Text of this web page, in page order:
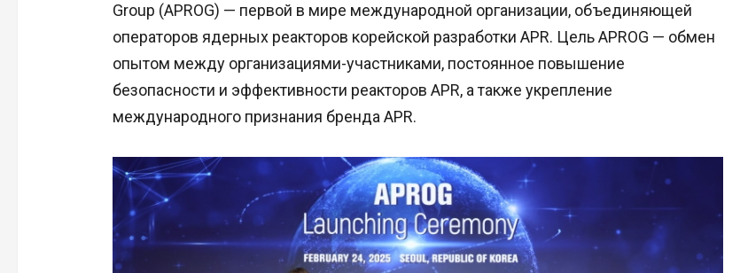
Group (APROG) — первой в мире международной организации, объединяющей
операторов ядерных реакторов корейской разработки APR. Цель APROG — обмен
опытом между организациями-участниками, постоянное повышение
безопасности и эффективности реакторов APR, а также укрепление
международного признания бренда APR.